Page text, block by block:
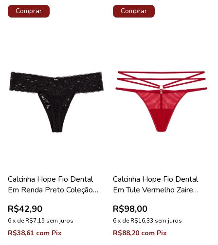
Comprar
Comprar
Calcinha Hope Fio Dental
Em Renda Preto Coleção
R$42,90
6x deR$7,15 sem juros
R$38,61 com Pix
Calcinha Hope Fio Dental
Em Tule Vermelho Zaire
R$98,00
6x deR$16,33 sem juros
R$88,20 com Pix